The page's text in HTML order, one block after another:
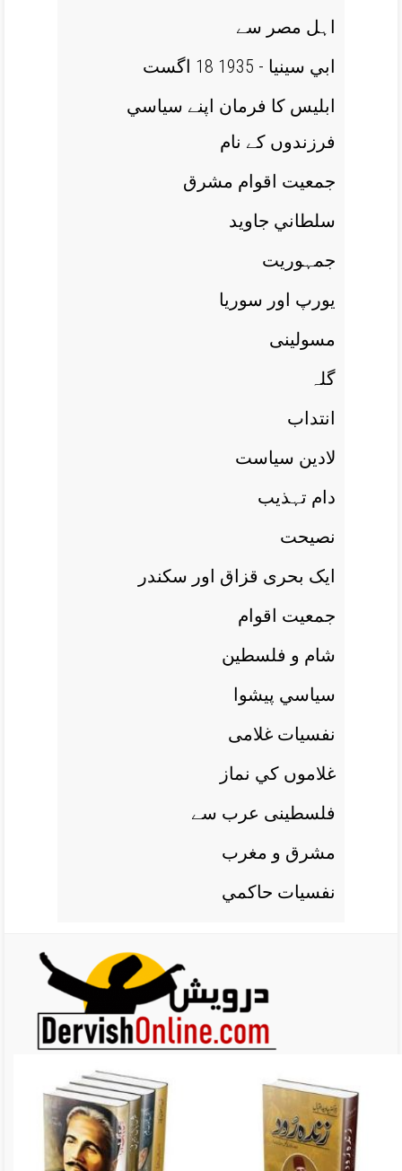
اہل مصر سے
ابي سينيا - 1935 18 اگست
ابليس کا فرمان اپنے سياسي
فرزندوں کے نام
جمعيت اقوام مشرق
سلطاني جاويد
جمہوريت
يورپ اور سوريا
مسولينی
گلہ
انتداب
لادين سياست
دام تہذيب
نصيحت
ايک بحری قزاق اور سکندر
جمعيت اقوام
شام و فلسطين
سياسي پيشوا
نفسيات غلامی
غلاموں کي نماز
فلسطينی عرب سے
مشرق و مغرب
نفسيات حاکمي